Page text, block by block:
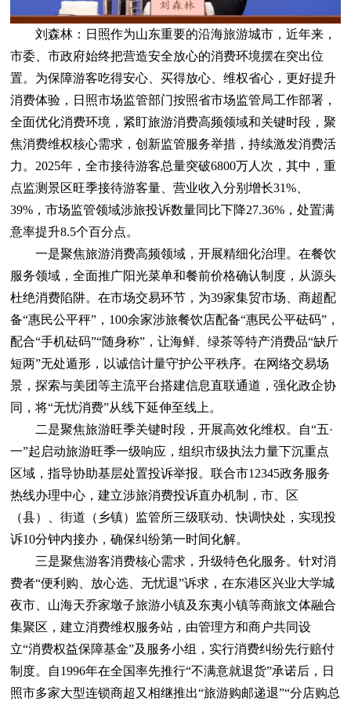
刘森林：日照作为山东重要的沿海旅游城市，近年来，
市委、市政府始终把营造安全放心的消费环境摆在突出位
置。为保障游客吃得安心、买得放心、维权省心，更好提升
消费体验，日照市场监管部门按照省市场监管局工作部署，
全面优化消费环境，紧盯旅游消费高频领域和关键时段，聚
焦消费维权核心需求，创新监管服务举措，持续激发消费活
力。2025年，全市接待游客总量突破6800万人次，其中，重
点监测景区旺季接待游客量、营业收入分别增长31%、
39%，市场监管领域涉旅投诉数量同比下降27.36%，处置满
意率提升8.5个百分点。
一是聚焦旅游消费高频领域，开展精细化治理。在餐饮
服务领域，全面推广阳光菜单和餐前价格确认制度，从源头
杜绝消费陷阱。在市场交易环节，为39家集贸市场、商超配
备“惠民公平秤”，100余家涉旅餐饮店配备“惠民公平砝码”，
配合“手机砝码”“随身称”，让海鲜、绿茶等特产消费品“缺斤
短两”无处遁形，以诚信计量守护公平秩序。在网络交易场
景，探索与美团等主流平台搭建信息直联通道，强化政企协
同，将“无忧消费”从线下延伸至线上。
二是聚焦旅游旺季关键时段，开展高效化维权。自“五·
一”起启动旅游旺季一级响应，组织市级执法力量下沉重点
区域，指导协助基层处置投诉举报。联合市12345政务服务
热线办理中心，建立涉旅消费投诉直办机制，市、区
（县）、街道（乡镇）监管所三级联动、快调快处，实现投
诉10分钟内接办，确保纠纷第一时间化解。
三是聚焦游客消费核心需求，升级特色化服务。针对消
费者“便利购、放心选、无忧退”诉求，在东港区兴业大学城
夜市、山海天乔家墩子旅游小镇及东夷小镇等商旅文体融合
集聚区，建立消费维权服务站，由管理方和商户共同设
立“消费权益保障基金”及服务小组，实行消费纠纷先行赔付
制度。自1996年在全国率先推行“不满意就退货”承诺后，日
照市多家大型连锁商超又相继推出“旅游购邮递退”“分店购总